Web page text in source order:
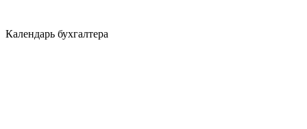
Календарь бухгалтера